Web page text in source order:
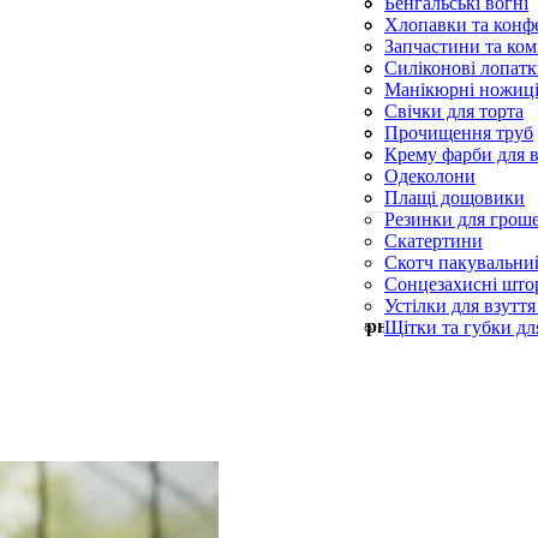
Шланги
Спрей від комарів
Ультразвукові
Фумігатори
Хлопавки та
Запчастини та
Ліхтарики
Силіконові
Силіконові
Форми для
Манікюрні ножиці
Пилки для п’ят
Пилочки для
Свічки для торта
Свічки конусні та
Церковні свічки
Прочищення труб
Серветки для
Синька
Скребки для
Крему фарби для
Одеколони
Плащі дощовики
Резинки для
Скатертини
Скотч
Сонцезахисні
Устілки для
Щітки та губки
грн